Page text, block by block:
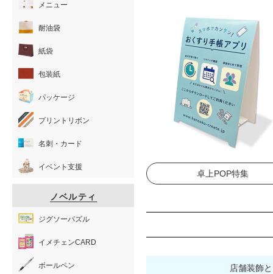
卓上POP特集
店舗装飾
メニュー
耐油袋
紙袋
包装紙
パッケージ
プリントリボン
名刺・カード
イベント支援
ノベルティ
ジグソーパズル
イメチェンCARD
ボールペン